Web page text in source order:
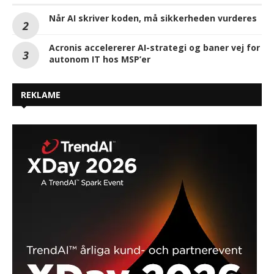
Når AI skriver koden, må sikkerheden vurderes
Acronis accelererer AI-strategi og baner vej for
autonom IT hos MSP’er
REKLAME